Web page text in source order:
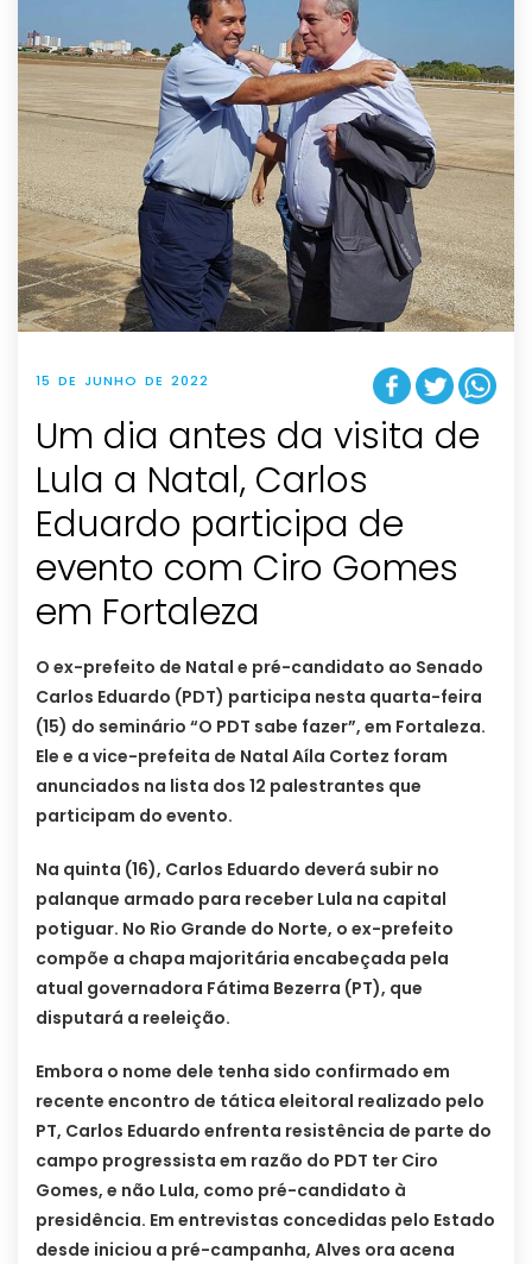
15 DE JUNHO DE 2022
Um dia antes da visita de
Lula a Natal, Carlos
Eduardo participa de
evento com Ciro Gomes
em Fortaleza
O ex-prefeito de Natal e pré-candidato ao Senado
Carlos Eduardo (PDT) participa nesta quarta-feira
(15) do seminário “O PDT sabe fazer”, em Fortaleza.
Ele e a vice-prefeita de Natal Aíla Cortez foram
anunciados na lista dos 12 palestrantes que
participam do evento.
Na quinta (16), Carlos Eduardo deverá subir no
palanque armado para receber Lula na capital
potiguar. No Rio Grande do Norte, o ex-prefeito
compõe a chapa majoritária encabeçada pela
atual governadora Fátima Bezerra (PT), que
disputará a reeleição.
Embora o nome dele tenha sido confirmado em
recente encontro de tática eleitoral realizado pelo
PT, Carlos Eduardo enfrenta resistência de parte do
campo progressista em razão do PDT ter Ciro
Gomes, e não Lula, como pré-candidato à
presidência. Em entrevistas concedidas pelo Estado
desde iniciou a pré-campanha, Alves ora acena